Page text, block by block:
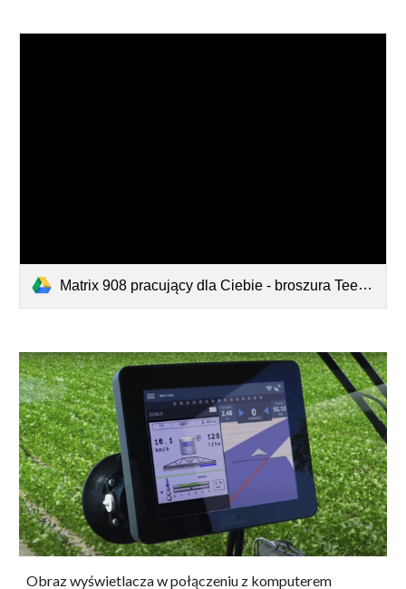
Matrix 908 pracujący dla Ciebie - broszura TeeJet.pdf
Obraz wyświetlacza w połączeniu z komputerem